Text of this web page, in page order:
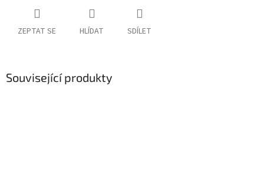
ZEPTAT SE HLÍDAT SDÍLET
Související produkty